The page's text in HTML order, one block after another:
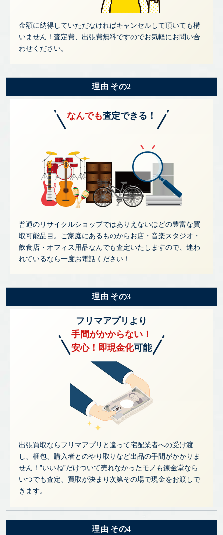
金額に納得していただなければキャンセルして頂いても構
いません！査定費、出張費無料ですのでお気軽にお問い合
わせください。
理由 その2
なんでも査定できる！
普通のリサイクルショップではありえないほどの豊富な買
取可能品目。ご家庭にあるものからお店・音楽スタジオ・
飲食店・オフィス用品なんでも査定いたしますので、迷わ
れているなら一度お電話ください！
理由 その3
フリマアプリより
手間がかからない！
安心！即現金化可能
出張買取ならフリマアプリと違って宅配業者への受け渡
し、梱包、購入者とのやり取りなど出品の手間がかかりま
せん！”いいね”だけついて売れなかったモノも錬金堂なら
いつでも査定、買取が決まり次第その場で現金をお渡しで
きます。
理由 その4